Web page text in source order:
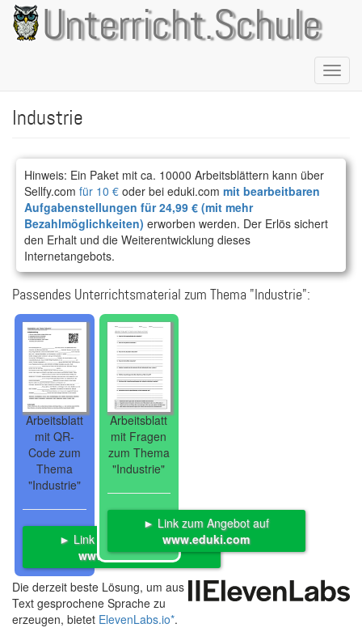
Direkt
zum
Inhalt
Unterricht.Schule
Industrie
Hinweis: Ein Paket mit ca. 10000 Arbeitsblättern kann über
Sellfy.com für 10 € oder bei eduki.com mit bearbeitbaren
Aufgabenstellungen für 24,99 € (mit mehr
Bezahlmöglichkeiten) erworben werden. Der Erlös sichert
den Erhalt und die Weiterentwicklung dieses
Internetangebots.
Passendes Unterrichtsmaterial zum Thema "Industrie":
Arbeitsblatt
mit QR-
Code zum
Thema
"Industrie"
► Link zum Angebot auf
www.eduki.com
Arbeitsblatt
mit Fragen
zum Thema
"Industrie"
► Link zum Angebot auf
www.eduki.com
Die derzeit beste Lösung, um aus
Text gesprochene Sprache zu
erzeugen, bietet ElevenLabs.io*.